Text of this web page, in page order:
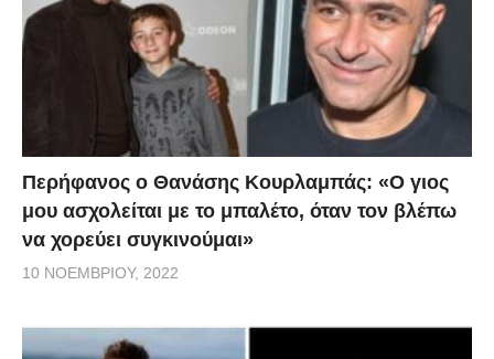
Περήφανος ο Θανάσης Κουρλαμπάς: «Ο γιος
μου ασχολείται με το μπαλέτο, όταν τον βλέπω
να χορεύει συγκινούμαι»
10 ΝΟΕΜΒΡΊΟΥ, 2022